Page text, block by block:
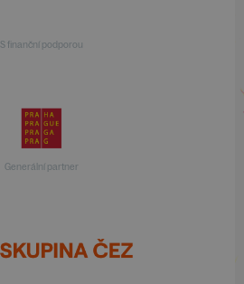
S finanční podporou
Generální partner